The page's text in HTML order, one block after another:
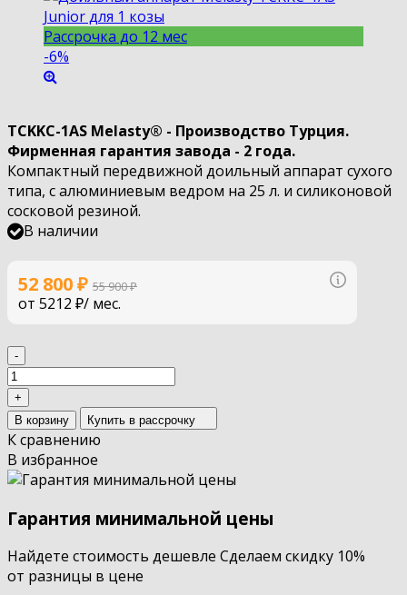
Рассрочка до 12 мес
-6%
TCKKC-1AS Melasty® - Производство Турция.
Фирменная гарантия завода - 2 года.
Компактный передвижной доильный аппарат сухого
типа, с алюминиевым ведром на 25 л. и силиконовой
сосковой резиной.
В наличии
52 800₽ 55 900₽
от 5212 ₽/ мес.
Узнать
-
+
В корзину
Купить в рассрочку
К сравнению
В избранное
Гарантия минимальной цены
Найдете стоимость дешевле Сделаем скидку 10%
от разницы в цене